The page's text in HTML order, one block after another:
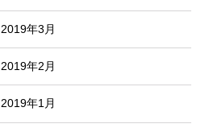
2019年3月
2019年2月
2019年1月